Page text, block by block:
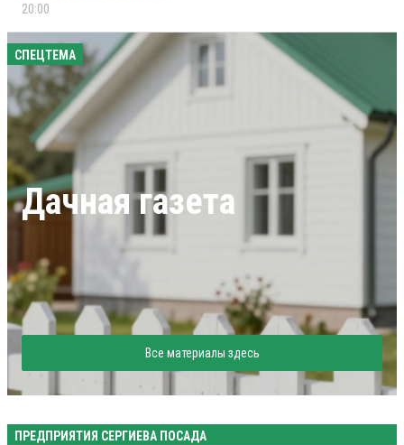
20:00
СПЕЦТЕМА
Дачная газета
Все материалы здесь
ПРЕДПРИЯТИЯ СЕРГИЕВА ПОСАДА